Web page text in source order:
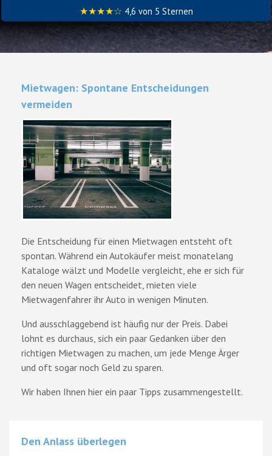
★★★★☆ 4,6 von 5 Sternen
Mietwagen: Spontane Entscheidungen
vermeiden
Die Entscheidung für einen Mietwagen entsteht oft
spontan. Während ein Autokäufer meist monatelang
Kataloge wälzt und Modelle vergleicht, ehe er sich für
den neuen Wagen entscheidet, mieten viele
Mietwagenfahrer ihr Auto in wenigen Minuten.
Und ausschlaggebend ist häufig nur der Preis. Dabei
lohnt es durchaus, sich ein paar Gedanken über den
richtigen Mietwagen zu machen, um jede Menge Ärger
und oft sogar noch Geld zu sparen.
Wir haben Ihnen hier ein paar Tipps zusammengestellt.
Den Anlass überlegen